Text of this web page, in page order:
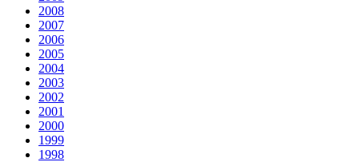
2008
2007
2006
2005
2004
2003
2002
2001
2000
1999
1998